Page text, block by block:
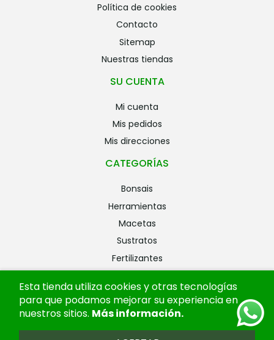
política de cookies
contacto
sitemap
nuestras tiendas
SU CUENTA
mi cuenta
mis pedidos
mis direcciones
CATEGORÍAS
bonsais
herramientas
macetas
sustratos
fertilizantes
alambres
ofertas
Esta tienda utiliza cookies y otras tecnologías
para que podamos mejorar su experiencia en
nuestros sitios. Más información.